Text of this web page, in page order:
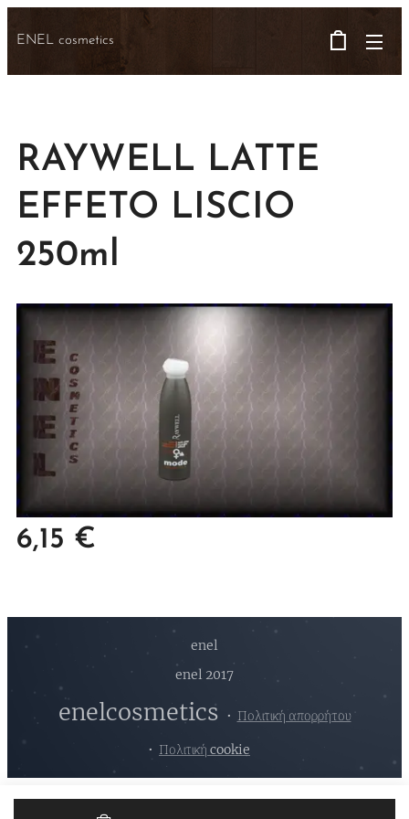
ENEL cosmetics
RAYWELL LATTE
EFFETO LISCIO
250ml
6,15 €
enel
enel 2017
enelcosmetics Πολιτική απορρήτου
Πολιτική cookie